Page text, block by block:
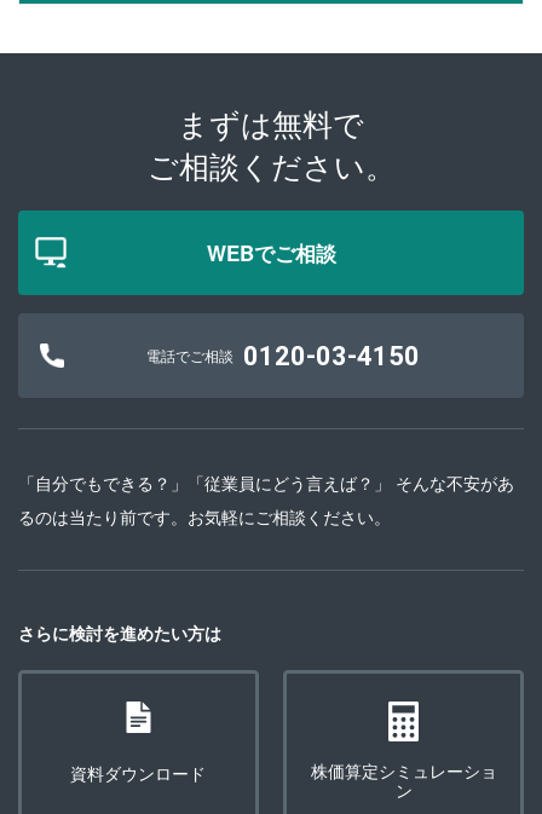
まずは無料で
ご相談ください。
WEBでご相談
電話でご相談 0120-03-4150
「自分でもできる？」「従業員にどう言えば？」 そんな不安があ
るのは当たり前です。お気軽にご相談ください。
さらに検討を進めたい方は
資料ダウンロード
株価算定シミュレーショ
ン